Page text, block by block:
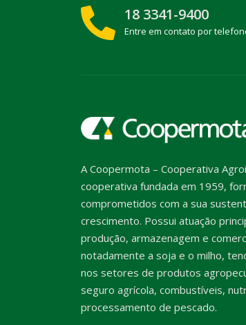
18 3341-9400
Entre em contato por
A Coopermota – Cooperativa
cooperativa fundada em 1959,
comprometidos com a sua
crescimento. Possui atuação
produção, armazenagem e
notadamente a soja e o milho,
nos setores de produtos
seguro agrícola, combustíveis,
processamento de pescado.